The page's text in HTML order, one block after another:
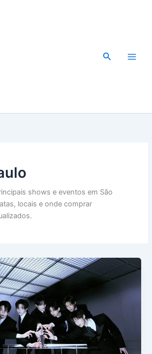
Pesquisar
shows e eventos em São
locais e onde comprar